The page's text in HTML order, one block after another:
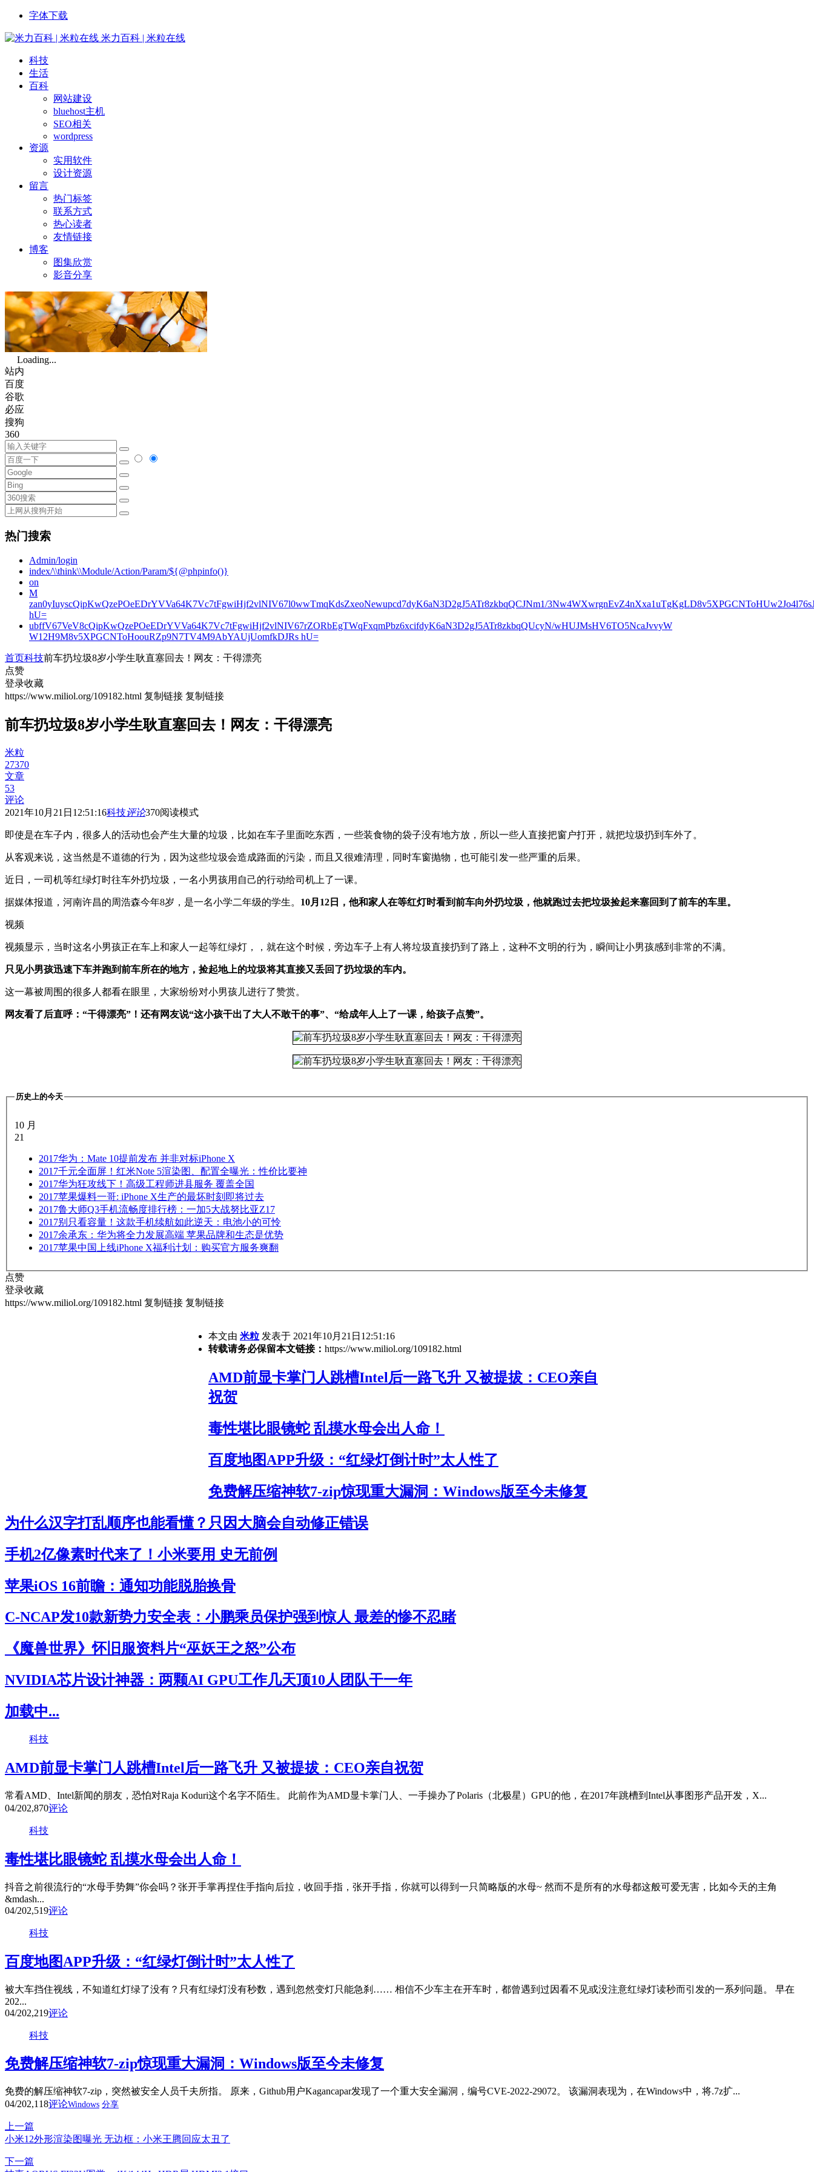
字体下载
米力百科 | 米粒在线
科技
生活
百科
网站建设
bluehost主机
SEO相关
wordpress
资源
实用软件
设计资源
留言
热门标签
联系方式
热心读者
友情链接
博客
图集欣赏
影音分享
Loading...
站内
百度
谷歌
必应
搜狗
360
热门搜索
Admin/login
index/\\think\\Module/Action/Param/${@phpinfo()}
on
M
zan0yIuyscQipKwQzePOeEDrYVVa64K7Vc7tFgwiHjf2vlNIV67l0wwTmqKdsZxeoNewupcd7dyK6aN3D2gJ5ATr8zkbqQCJNm1/
hU=
ubffV67VeV8cQipKwQzePOeEDrYVVa64K7Vc7tFgwiHjf2vlNIV67rZORbEgTWqFxqmPbz6xcifdyK6aN3D2gJ5ATr8zkbqQUcyN/wHUJMsHV6TO5NcaJvvyW
W12H9M8v5XPGCNToHoouRZp9N7TV4M9AbYAUjUomfkDJRs hU=
首页科技前车扔垃圾8岁小学生耿直塞回去！网友：干得漂亮
点赞
登录收藏
https://www.miliol.org/109182.html 复制链接 复制链接
前车扔垃圾8岁小学生耿直塞回去！网友：干得漂亮
米粒
27370
文章
53
评论
2021年10月21日12:51:16科技评论370阅读模式
即使是在车子内，很多人的活动也会产生大量的垃圾，比如在车子里面吃东西，一些装食物的袋子没有地方放，所以一些人直接把窗户打开，就把垃圾扔到车外了。
从客观来说，这当然是不道德的行为，因为这些垃圾会造成路面的污染，而且又很难清理，同时车窗抛物，也可能引发一些严重的后果。
近日，一司机等红绿灯时往车外扔垃圾，一名小男孩用自己的行动给司机上了一课。
据媒体报道，河南许昌的周浩森今年8岁，是一名小学二年级的学生。 10月12日，他和家人在等红灯时看到前车向外扔垃圾，他就跑过去把垃圾捡起来塞回到了前车的车里。
视频
视频显示，当时这名小男孩正在车上和家人一起等红绿灯，，就在这个时候，旁边车子上有人将垃圾直接扔到了路上，这种不文明的行为，瞬间让小男孩感到非常的不满。
只见小男孩迅速下车并跑到前车所在的地方，捡起地上的垃圾将其直接又丢回了扔垃圾的车内。
这一幕被周围的很多人都看在眼里，大家纷纷对小男孩儿进行了赞赏。
网友看了后直呼：“干得漂亮”！还有网友说“这小孩干出了大人不敢干的事”、“给成年人上了一课，给孩子点赞”。
历史上的今天
10 月
21
2017华为：Mate 10提前发布 并非对标iPhone X
2017千元全面屏！红米Note 5渲染图、配置全曝光：性价比要神
2017华为狂攻线下！高级工程师进县服务 覆盖全国
2017苹果爆料一哥: iPhone X生产的最坏时刻即将过去
2017鲁大师Q3手机流畅度排行榜：一加5大战努比亚Z17
2017别只看容量！这款手机续航如此逆天：电池小的可怜
2017余承东：华为将全力发展高端 苹果品牌和生态是优势
2017苹果中国上线iPhone X福利计划：购买官方服务爽翻
点赞
登录收藏
https://www.miliol.org/109182.html 复制链接 复制链接
本文由 米粒 发表于 2021年10月21日12:51:16
转载请务必保留本文链接： https://www.miliol.org/109182.html
AMD前显卡掌门人跳槽Intel后一路飞升 又被提拔：CEO亲自
祝贺
毒性堪比眼镜蛇 乱摸水母会出人命！
百度地图APP升级：“红绿灯倒计时”太人性了
免费解压缩神软7-zip惊现重大漏洞：Windows版至今未修复
为什么汉字打乱顺序也能看懂？只因大脑会自动修正错误
手机2亿像素时代来了！小米要用 史无前例
苹果iOS 16前瞻：通知功能脱胎换骨
C-NCAP发10款新势力安全表：小鹏乘员保护强到惊人 最差的惨不忍睹
《魔兽世界》怀旧服资料片“巫妖王之怒”公布
NVIDIA芯片设计神器：两颗AI GPU工作几天顶10人团队干一年
加载中...
科技
AMD前显卡掌门人跳槽Intel后一路飞升 又被提拔：CEO亲自祝贺
常看AMD、Intel新闻的朋友，恐怕对Raja Koduri这个名字不陌生。 此前作为AMD显卡掌门人、一手操办了Polaris（北极星）GPU的他，在2017年跳槽到Intel从事图形产品开发，X...
04/202,870评论
科技
毒性堪比眼镜蛇 乱摸水母会出人命！
抖音之前很流行的“水母手势舞”你会吗？张开手掌再捏住手指向后拉，收回手指，张开手指，你就可以得到一只简略版的水母~ 然而不是所有的水母都这般可爱无害，比如今天的主角
&mdash...
04/202,519评论
科技
百度地图APP升级：“红绿灯倒计时”太人性了
被大车挡住视线，不知道红灯绿了没有？只有红绿灯没有秒数，遇到忽然变灯只能急刹…… 相信不少车主在开车时，都曾遇到过因看不见或没注意红绿灯读秒而引发的一系列问题。 早在
202...
04/202,219评论
科技
免费解压缩神软7-zip惊现重大漏洞：Windows版至今未修复
免费的解压缩神软7-zip，突然被安全人员千夫所指。 原来，Github用户Kagancapar发现了一个重大安全漏洞，编号CVE-2022-29072。 该漏洞表现为，在Windows中，将.7z扩...
04/202,118评论Windows 分享
上一篇
小米12外形渲染图曝光 无边框：小米王腾回应太丑了
下一篇